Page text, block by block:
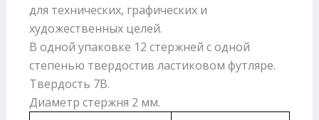
для технических, графических и
художественных целей.
В одной упаковке 12 стержней с одной
степенью твердостив ластиковом футляре.
Твердость 7B.
Диаметр стержня 2 мм.